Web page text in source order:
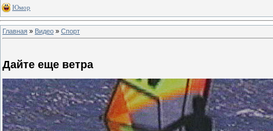
Юмор
Главная » Видео » Спорт
Дайте еще ветра